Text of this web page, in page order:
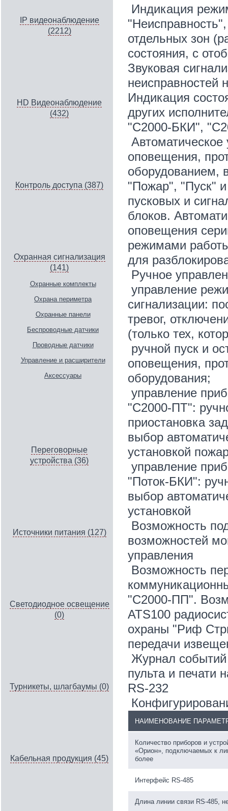
IP видеонаблюдение
(2212)
HD Видеонаблюдение
(432)
Контроль доступа (387)
Охранная сигнализация
(141)
Охранные комплекты
Охрана периметра
Охранные панели
Беспроводные датчики
Проводные датчики
Управление и расширители
Аксессуары
Переговорные
устройства (36)
Источники питания (127)
Светодиодное освещение
(0)
Турникеты, шлагбаумы (0)
Кабельная продукция (45)
Индикация
отдельных зон
состояния, с
Звуковая
неисправностей
Индикация
других
"С2000-БКИ",
Автоматическое
оповещения,
оборудованием,
"Пожар", "Пуск"
пусковых и
блоков.
оповещения
режимами
для
Ручное
управление
сигнализации:
тревог,
(только тех,
ручной пуск и
оповещения,
оборудования;
управление
"С2000-ПТ":
приостановка
выбор
установкой
управление
"Поток-БКИ":
выбор
установкой
Возможность
возможностей
управления
Возможность
"С2000-ПП".
ATS100
охраны "Риф
передачи
Журнал событий
пульта и печати
RS-232
НАИМЕНОВАНИЕ
Количество приборов и
«Орион», подключаемых к
более
Интерфейс RS-485
Длина линии связи RS-485,